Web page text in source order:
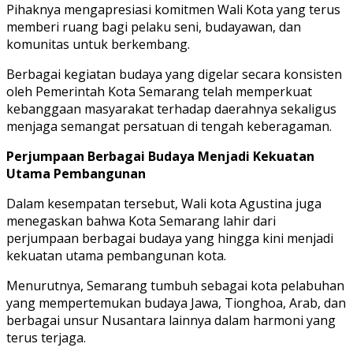
Pihaknya mengapresiasi komitmen Wali Kota yang terus
memberi ruang bagi pelaku seni, budayawan, dan
komunitas untuk berkembang.
Berbagai kegiatan budaya yang digelar secara konsisten
oleh Pemerintah Kota Semarang telah memperkuat
kebanggaan masyarakat terhadap daerahnya sekaligus
menjaga semangat persatuan di tengah keberagaman.
Perjumpaan Berbagai Budaya Menjadi Kekuatan
Utama Pembangunan
Dalam kesempatan tersebut, Wali kota Agustina juga
menegaskan bahwa Kota Semarang lahir dari
perjumpaan berbagai budaya yang hingga kini menjadi
kekuatan utama pembangunan kota.
Menurutnya, Semarang tumbuh sebagai kota pelabuhan
yang mempertemukan budaya Jawa, Tionghoa, Arab, dan
berbagai unsur Nusantara lainnya dalam harmoni yang
terus terjaga.